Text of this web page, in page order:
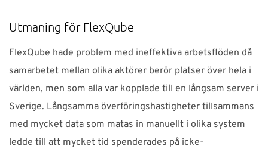
Sverige NTI Group Brasil Danmark Deutschland
France España Ireland Ísland Italia
Nederland
Norge
Suomi UK
Utmaning för FlexQube
FlexQube hade problem med ineffektiva arbetsflöden då
samarbetet mellan olika aktörer berör platser över hela i
världen, men som alla var kopplade till en långsam server i
Sverige. Långsamma överföringshastigheter tillsammans
med mycket data som matas in manuellt i olika system
ledde till att mycket tid spenderades på icke-